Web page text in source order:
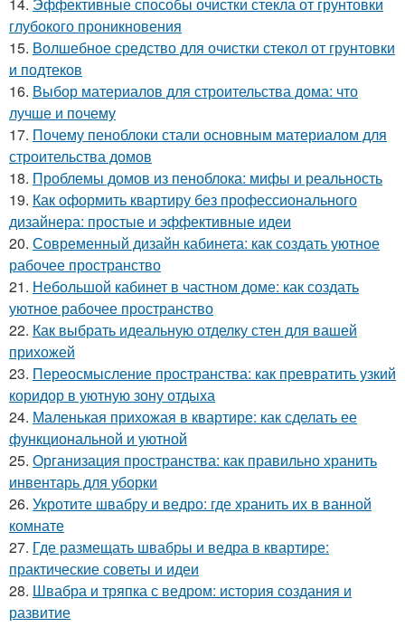
14. Эффективные способы очистки стекла от грунтовки
глубокого проникновения
15. Волшебное средство для очистки стекол от грунтовки
и подтеков
16. Выбор материалов для строительства дома: что
лучше и почему
17. Почему пеноблоки стали основным материалом для
строительства домов
18. Проблемы домов из пеноблока: мифы и реальность
19. Как оформить квартиру без профессионального
дизайнера: простые и эффективные идеи
20. Современный дизайн кабинета: как создать уютное
рабочее пространство
21. Небольшой кабинет в частном доме: как создать
уютное рабочее пространство
22. Как выбрать идеальную отделку стен для вашей
прихожей
23. Переосмысление пространства: как превратить узкий
коридор в уютную зону отдыха
24. Маленькая прихожая в квартире: как сделать ее
функциональной и уютной
25. Организация пространства: как правильно хранить
инвентарь для уборки
26. Укротите швабру и ведро: где хранить их в ванной
комнате
27. Где размещать швабры и ведра в квартире:
практические советы и идеи
28. Швабра и тряпка с ведром: история создания и
развитие